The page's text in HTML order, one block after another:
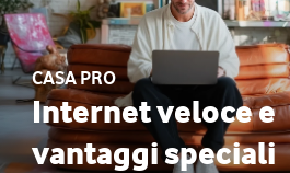
CASA PRO
Internet veloce e
vantaggi speciali